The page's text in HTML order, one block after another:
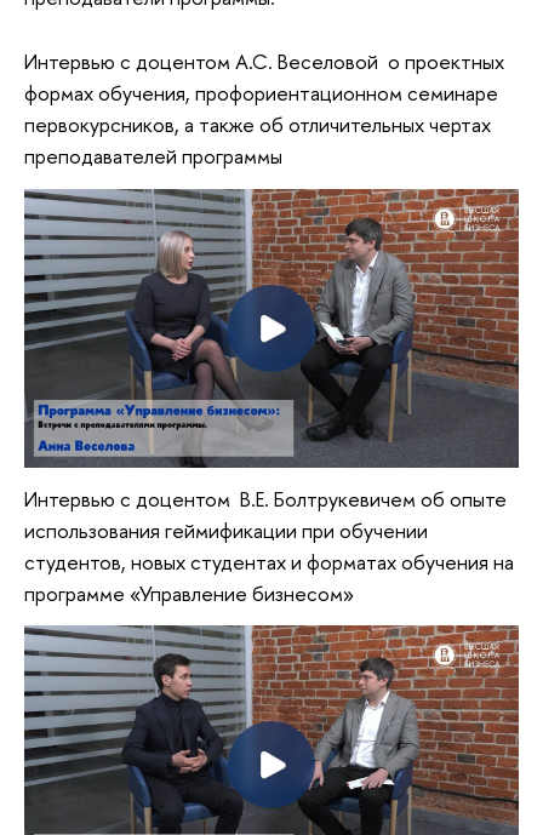
Интервью с доцентом А.С. Веселовой о проектных
формах обучения, профориентационном семинаре
первокурсников, а также об отличительных чертах
преподавателей программы
Интервью с доцентом В.Е. Болтрукевичем об опыте
использования геймификации при обучении
студентов, новых студентах и форматах обучения на
программе «Управление бизнесом»